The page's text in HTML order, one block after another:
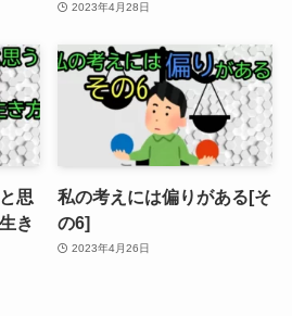
2023年4月28日
思
き
私の考えには偏りがある[そ
の6]
2023年4月26日